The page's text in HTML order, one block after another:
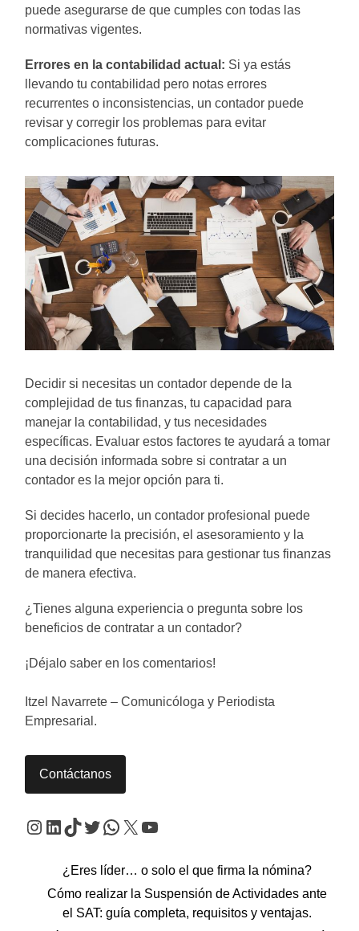
puede asegurarse de que cumples con todas las
normativas vigentes.
Errores en la contabilidad actual: Si ya estás
llevando tu contabilidad pero notas errores
recurrentes o inconsistencias, un contador puede
revisar y corregir los problemas para evitar
complicaciones futuras.
Decidir si necesitas un contador depende de la
complejidad de tus finanzas, tu capacidad para
manejar la contabilidad, y tus necesidades
específicas. Evaluar estos factores te ayudará a tomar
una decisión informada sobre si contratar a un
contador es la mejor opción para ti.
Si decides hacerlo, un contador profesional puede
proporcionarte la precisión, el asesoramiento y la
tranquilidad que necesitas para gestionar tus finanzas
de manera efectiva.
¿Tienes alguna experiencia o pregunta sobre los
beneficios de contratar a un contador?
¡Déjalo saber en los comentarios!
Itzel Navarrete – Comunicóloga y Periodista
Empresarial.
Contáctanos
Instagram
LinkedIn
TikTok
Twitter
WhatsApp
X YouTube
¿Eres líder… o solo el que firma la nómina?
Cómo realizar la Suspensión de Actividades ante
el SAT: guía completa, requisitos y ventajas.